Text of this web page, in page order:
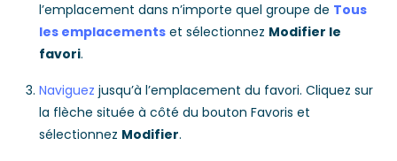
l’emplacement dans n’importe quel groupe de Tous
les emplacements et sélectionnez Modifier le
favori.
Naviguez jusqu’à l’emplacement du favori. Cliquez sur
la flèche située à côté du bouton Favoris et
sélectionnez Modifier.